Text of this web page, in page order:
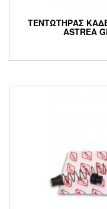
ΤΕΝΤΩΤΗΡΑΣ
ASTREA